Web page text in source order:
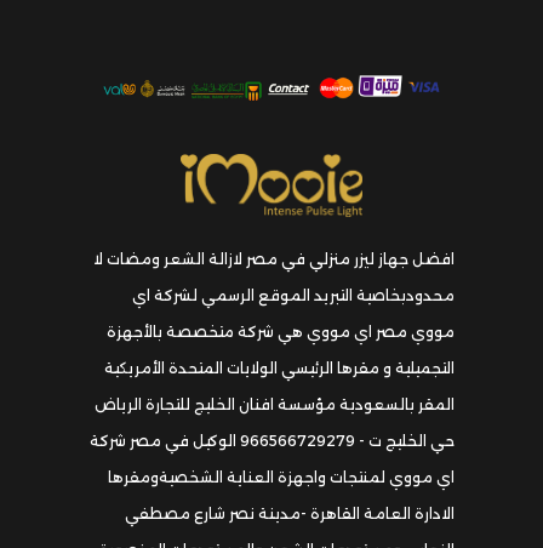
افضل جهاز ليزر منزلي في مصر لازالة الشعر ومضات لا
محدودبخاصية التبريد الموقع الرسمي لشركة اي
مووي مصر اي مووي هي شركة متخصصة بالأجهزة
التجميلية و مقرها الرئيسي الولايات المتحدة الأمريكية
المقر بالسعودية مؤسسة افنان الخليج للتجارة الرياض
حي الخليج ت - 966566729279 الوكيل في مصر شركة
اي مووي لمنتجات واجهزة العناية الشخصيةومقرها
الادارة العامة القاهرة -مدينة نصر شارع مصطفي